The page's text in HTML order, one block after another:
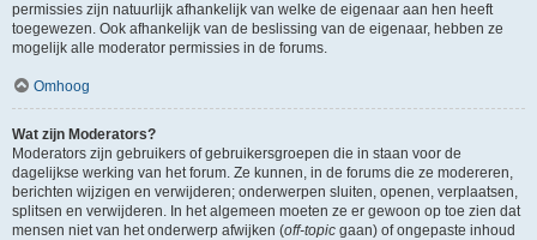
permissies zijn natuurlijk afhankelijk van welke de eigenaar aan hen heeft
toegewezen. Ook afhankelijk van de beslissing van de eigenaar, hebben ze
mogelijk alle moderator permissies in de forums.
Omhoog
Wat zijn Moderators?
Moderators zijn gebruikers of gebruikersgroepen die in staan voor de
dagelijkse werking van het forum. Ze kunnen, in de forums die ze modereren,
berichten wijzigen en verwijderen; onderwerpen sluiten, openen, verplaatsen,
splitsen en verwijderen. In het algemeen moeten ze er gewoon op toe zien dat
mensen niet van het onderwerp afwijken (off-topic gaan) of ongepaste inhoud